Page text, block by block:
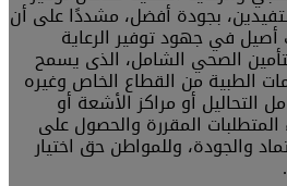
بجودة أفضل، مشددًا على أن
في جهود توفير الرعاية
الصحي الشامل، الذى يسمح
الطبية من القطاع الخاص وغيره
أو مراكز الأشعة أو
المقررة والحصول على
والجودة، وللمواطن حق اختيار